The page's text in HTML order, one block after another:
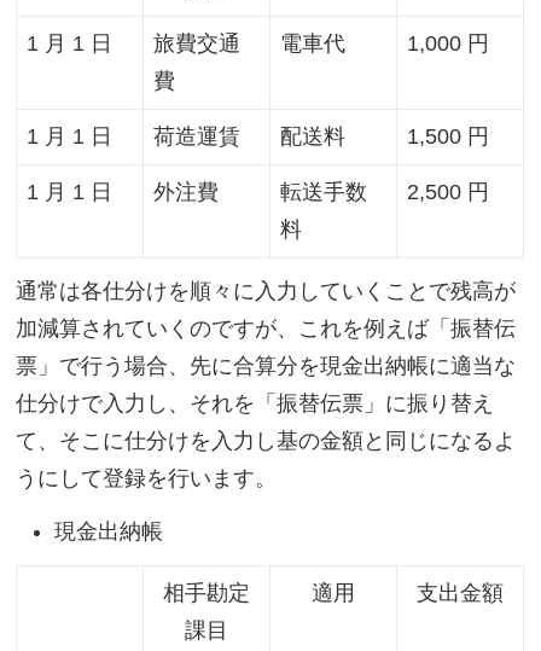
1 月 1 日
旅費交通
費
電車代 1,000 円
1 月 1 日 荷造運賃 配送料 1,500 円
1 月 1 日 外注費
転送手数
料
2,500 円
通常は各仕分けを順々に入力していくことで残高が
加減算されていくのですが、これを例えば「振替伝
票」で行う場合、先に合算分を現金出納帳に適当な
仕分けで入力し、それを「振替伝票」に振り替え
て、そこに仕分けを入力し基の金額と同じになるよ
うにして登録を行います。
現金出納帳
相手勘定
課目
適用 支出金額